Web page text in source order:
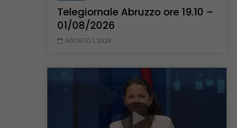
Telegiornale Abruzzo ore 19.10 –
01/08/2026
AGOSTO 1, 2026